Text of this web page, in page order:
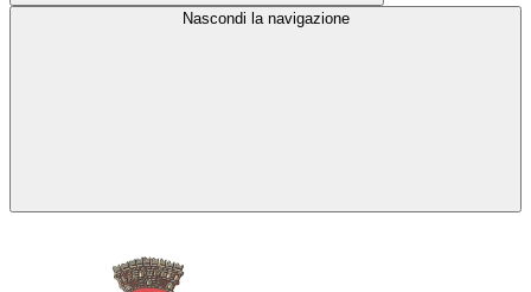
Nascondi la navigazione